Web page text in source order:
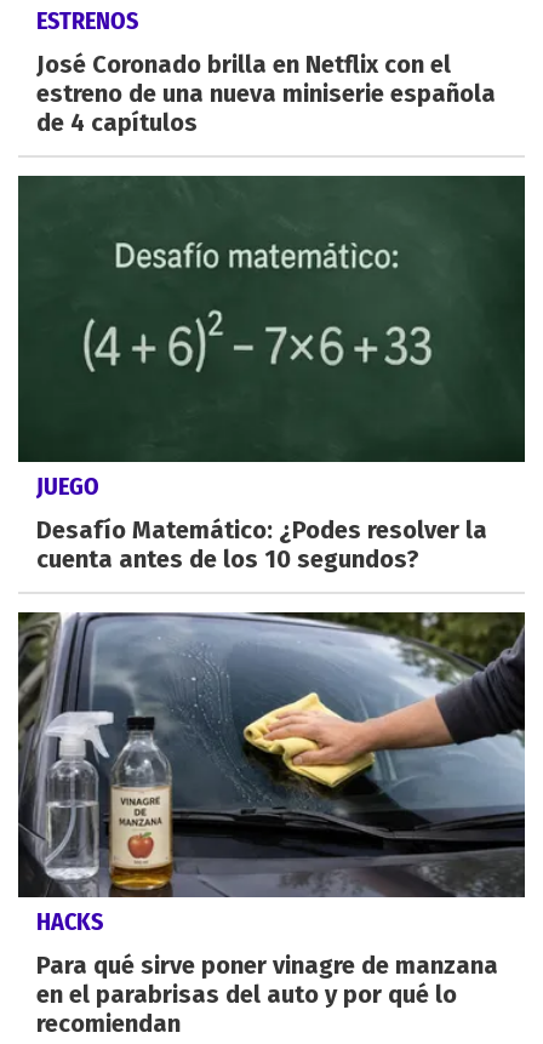
ESTRENOS
José Coronado brilla en Netflix con el
estreno de una nueva miniserie española
de 4 capítulos
JUEGO
Desafío Matemático: ¿Podes resolver la
cuenta antes de los 10 segundos?
HACKS
Para qué sirve poner vinagre de manzana
en el parabrisas del auto y por qué lo
recomiendan